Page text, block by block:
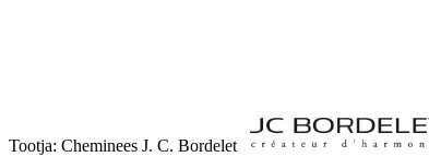
Tootja: Cheminees J. C. Bordelet